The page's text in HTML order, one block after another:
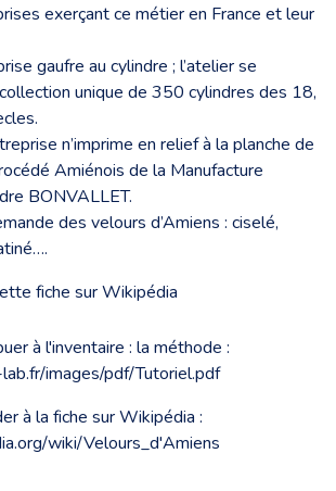
exerçant ce métier en France et leur
gaufre au cylindre ; l’atelier se
unique de 350 cylindres des 18,
n’imprime en relief à la planche de
Amiénois de la Manufacture
BONVALLET.
des velours d’Amiens : ciselé,
fiche sur Wikipédia
à l'inventaire : la méthode :
images/pdf/Tutoriel.pdf
à la fiche sur Wikipédia :
wiki/Velours_d'Amiens